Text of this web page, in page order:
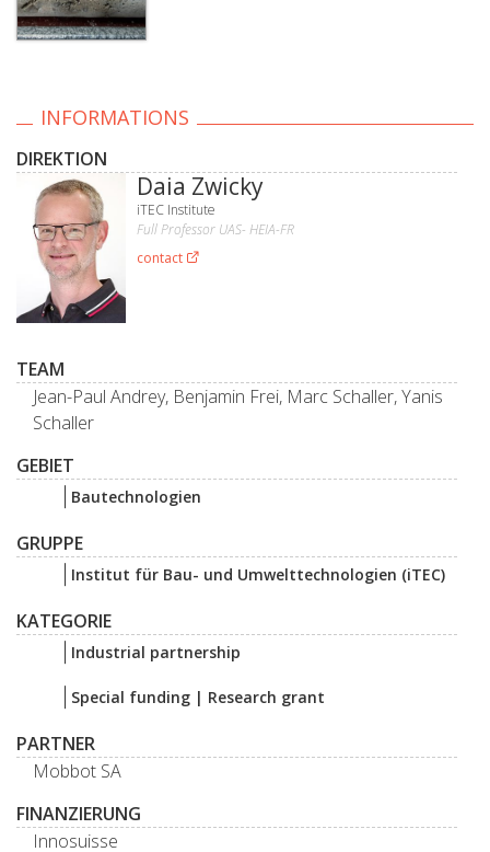
INFORMATIONS
DIREKTION
Daia Zwicky
iTEC Institute
Full Professor UAS- HEIA-FR
contact
TEAM
Jean-Paul Andrey, Benjamin Frei, Marc Schaller, Yanis
Schaller
GEBIET
Bautechnologien
GRUPPE
Institut für Bau- und Umwelttechnologien (iTEC)
KATEGORIE
Industrial partnership
Special funding | Research grant
PARTNER
Mobbot SA
FINANZIERUNG
Innosuisse